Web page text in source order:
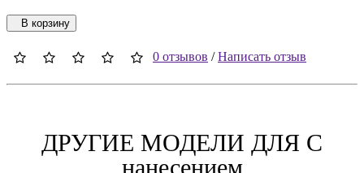
В корзину
0 отзывов /Написать отзыв
ДРУГИЕ МОДЕЛИ ДЛЯ C
нанесением